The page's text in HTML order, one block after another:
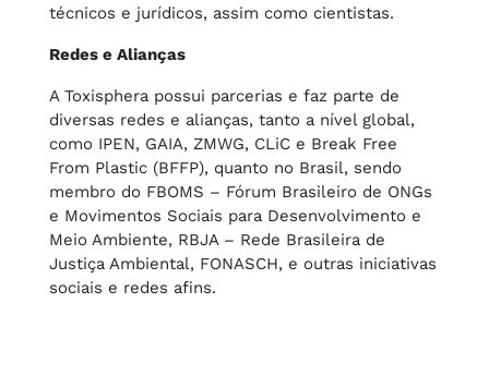
técnicos e jurídicos, assim como cientistas.
Redes e Alianças
A Toxisphera possui parcerias e faz parte de
diversas redes e alianças, tanto a nível global,
como IPEN, GAIA, ZMWG, CLiC e Break Free
From Plastic (BFFP), quanto no Brasil, sendo
membro do FBOMS – Fórum Brasileiro de ONGs
e Movimentos Sociais para Desenvolvimento e
Meio Ambiente, RBJA – Rede Brasileira de
Justiça Ambiental, FONASCH, e outras iniciativas
sociais e redes afins.